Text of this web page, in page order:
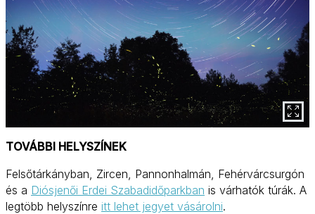
TOVÁBBI HELYSZÍNEK
Felsőtárkányban, Zircen, Pannonhalmán, Fehérvárcsurgón
és a Diósjenői Erdei Szabadidőparkban is várhatók túrák. A
legtöbb helyszínre itt lehet jegyet vásárolni.